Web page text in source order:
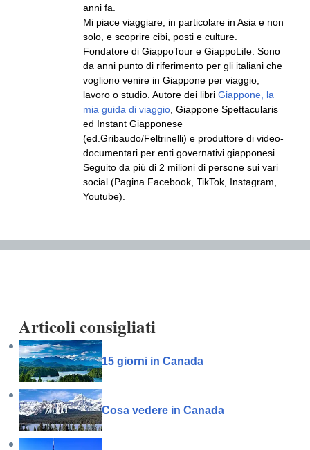
Articoli consigliati
15 giorni in Canada
Cosa vedere in Canada
anni fa.
Mi piace viaggiare, in particolare in Asia e non
solo, e scoprire cibi, posti e culture.
Fondatore di GiappoTour e GiappoLife. Sono
da anni punto di riferimento per gli italiani che
vogliono venire in Giappone per viaggio,
lavoro o studio. Autore dei libri Giappone, la
mia guida di viaggio , Giappone Spettacularis
ed Instant Giapponese
(ed.Gribaudo/Feltrinelli) e produttore di video-
documentari per enti governativi giapponesi.
Seguito da più di 2 milioni di persone sui vari
social (Pagina Facebook, TikTok, Instagram,
Youtube).